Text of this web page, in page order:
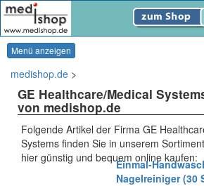
Menü anzeigen
medishop.de >
GE Healthcare/Medical
von medishop.de
Folgende Artikel der Firma GE
Systems finden Sie in unserem
hier günstig und bequem online kaufen:
Einmal-
Nagelreiniger (30